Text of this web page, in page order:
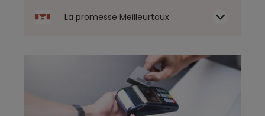
La promesse Meilleurtaux